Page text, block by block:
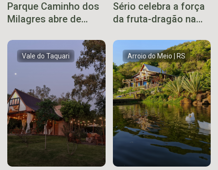
Parque Caminho dos
Milagres abre de
como opção de
turismo religioso em
Sério celebra a força
da fruta-dragão na
Vale do Taquari Arroio do Meio | RS